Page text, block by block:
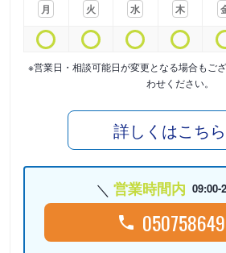
月
火
水
木
※営業日・相談可能日が変更となる場合もご
わせください。
詳しくはこちら
営業時間内 09:00-